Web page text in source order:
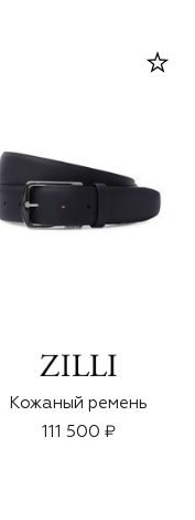
Кожаный ремень
111 500 ₽